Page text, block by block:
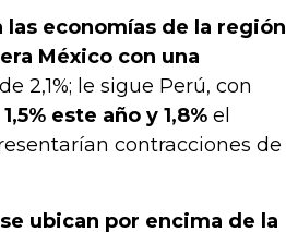
las economías de la región
México con una
2,1%; le sigue Perú, con
este año y 1,8% el
contracciones de
ubican por encima de la